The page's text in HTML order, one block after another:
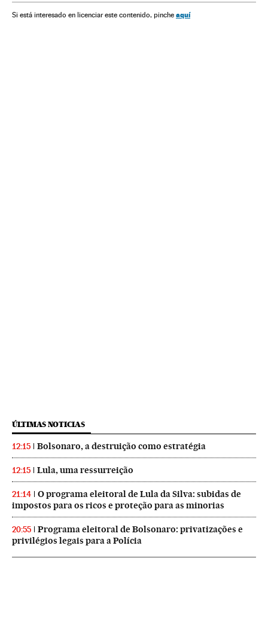
Arbitragem esportiva Copa do mundo Brasil
Si está interesado en licenciar este contenido, pinche aquí
ÚLTIMAS NOTICIAS
12:15 Bolsonaro, a destruição como estratégia
12:15 Lula, uma ressurreição
21:14
O programa eleitoral de Lula da Silva: subidas de
impostos para os ricos e proteção para as minorias
20:55
Programa eleitoral de Bolsonaro: privatizações e
privilégios legais para a Polícia